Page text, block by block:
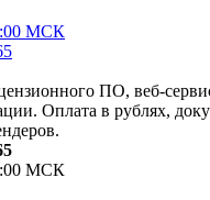
МСК
ПО, веб-
Оплата в рублях,
МСК